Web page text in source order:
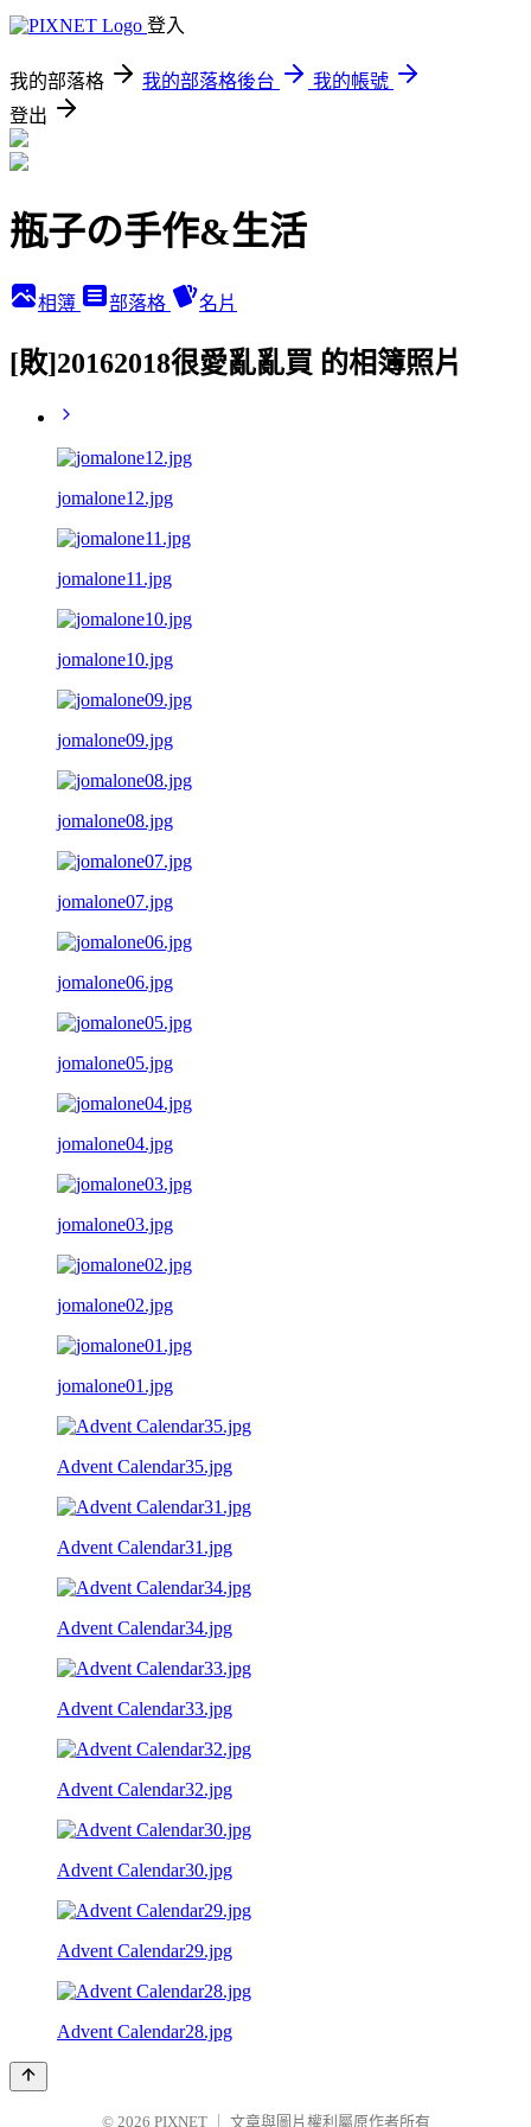
登入
我的部落格 我的部落格後台
我的帳號
登出
瓶子の手作&生活
相簿 部落格 名片
[敗]20162018很愛亂亂買 的相簿照片
jomalone12.jpg
jomalone11.jpg
jomalone10.jpg
jomalone09.jpg
jomalone08.jpg
jomalone07.jpg
jomalone06.jpg
jomalone05.jpg
jomalone04.jpg
jomalone03.jpg
jomalone02.jpg
jomalone01.jpg
Advent Calendar35.jpg
Advent Calendar31.jpg
Advent Calendar34.jpg
Advent Calendar33.jpg
Advent Calendar32.jpg
Advent Calendar30.jpg
Advent Calendar29.jpg
Advent Calendar28.jpg
© 2026 PIXNET 文章與圖片權利屬原作者所有